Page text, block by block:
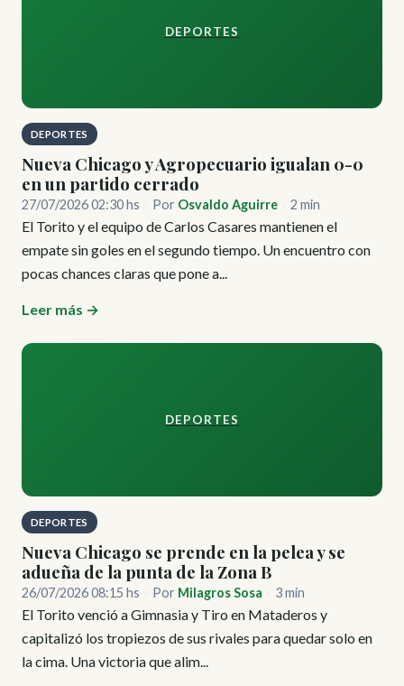
DEPORTES
DEPORTES
Nueva Chicago y Agropecuario igualan 0-0
en un partido cerrado
27/07/2026 02:30 hs Por Osvaldo Aguirre 2 min
El Torito y el equipo de Carlos Casares mantienen el
empate sin goles en el segundo tiempo. Un encuentro con
pocas chances claras que pone a...
Leer más →
DEPORTES
DEPORTES
Nueva Chicago se prende en la pelea y se
adueña de la punta de la Zona B
26/07/2026 08:15 hs Por Milagros Sosa 3 min
El Torito venció a Gimnasia y Tiro en Mataderos y
capitalizó los tropiezos de sus rivales para quedar solo en
la cima. Una victoria que alim...